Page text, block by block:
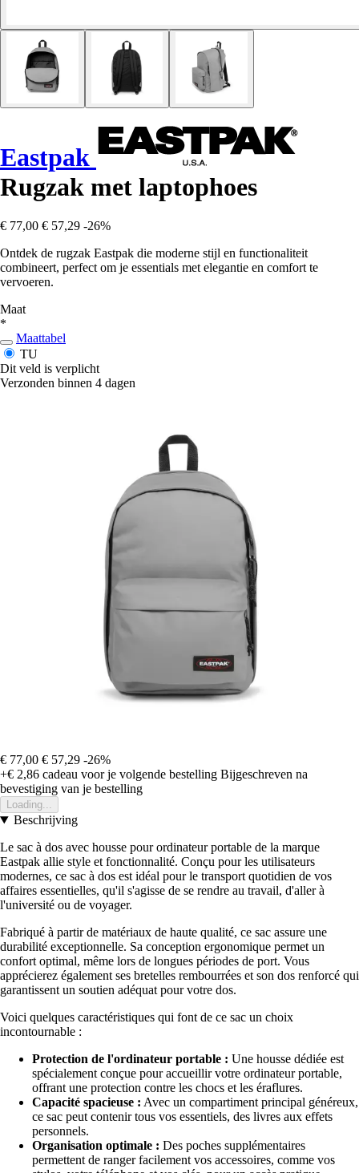
Eastpak
Rugzak met laptophoes
€ 77,00 € 57,29 -26%
Ontdek de rugzak Eastpak die moderne stijl en functionaliteit
combineert, perfect om je essentials met elegantie en comfort te
vervoeren.
Maat
*
Maattabel
TU
Dit veld is verplicht
Verzonden binnen 4 dagen
€ 77,00 € 57,29 -26%
+€ 2,86 cadeau voor je volgende bestelling Bijgeschreven na
bevestiging van je bestelling
Loading...
Beschrijving
Le sac à dos avec housse pour ordinateur portable de la marque
Eastpak allie style et fonctionnalité. Conçu pour les utilisateurs
modernes, ce sac à dos est idéal pour le transport quotidien de vos
affaires essentielles, qu'il s'agisse de se rendre au travail, d'aller à
l'université ou de voyager.
Fabriqué à partir de matériaux de haute qualité, ce sac assure une
durabilité exceptionnelle. Sa conception ergonomique permet un
confort optimal, même lors de longues périodes de port. Vous
apprécierez également ses bretelles rembourrées et son dos renforcé qui
garantissent un soutien adéquat pour votre dos.
Voici quelques caractéristiques qui font de ce sac un choix
incontournable :
Protection de l'ordinateur portable : Une housse dédiée est
spécialement conçue pour accueillir votre ordinateur portable,
offrant une protection contre les chocs et les éraflures.
Capacité spacieuse : Avec un compartiment principal généreux,
ce sac peut contenir tous vos essentiels, des livres aux effets
personnels.
Organisation optimale : Des poches supplémentaires
permettent de ranger facilement vos accessoires, comme vos